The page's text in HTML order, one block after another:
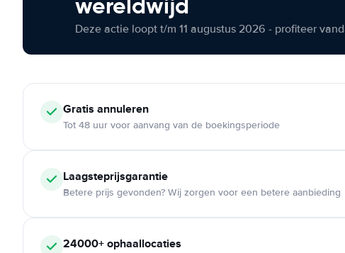
wereldwijd
Deze actie loopt t/m 11 augustus 2026 - profiteer
Gratis annuleren
Tot 48 uur voor aanvang van de boekingsperiode
Laagsteprijsgarantie
Betere prijs gevonden? Wij zorgen voor een betere aanbieding
24000+ ophaallocaties